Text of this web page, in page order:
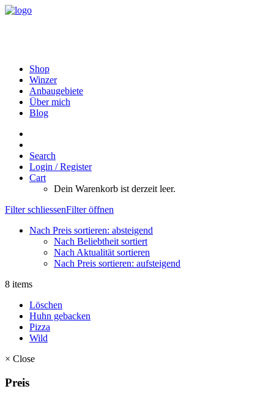
Shop
Winzer
Anbaugebiete
Über mich
Blog
Search
Login / Register
Cart
Dein Warenkorb ist derzeit leer.
Filter schliessenFilter öffnen
Nach Preis sortieren: absteigend
Nach Beliebtheit sortiert
Nach Aktualität sortieren
Nach Preis sortieren: aufsteigend
8 items
Löschen
Huhn gebacken
Pizza
Wild
× Close
Preis